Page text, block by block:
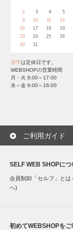
2
3 4 5
9
10 11 12
16
17 18 19
23
24 25 26
30
31
赤字は定休日です。
WEBSHOPの営業時間
月・火 9:00～17:00
水～金 9:00～16:00
ご利用ガイド
SELF WEB SHOPにつ
会員制卸「セルフ」とは
へ)
初めてWEBSHOPを